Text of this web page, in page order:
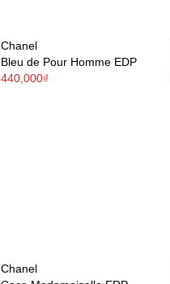
Chanel
Bleu de Pour Homme EDP
440,000₫
Chanel